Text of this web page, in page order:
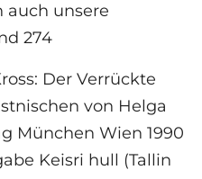
auch unsere
274
Der Verrückte
von Helga
München Wien 1990
Keisri hull (Tallin